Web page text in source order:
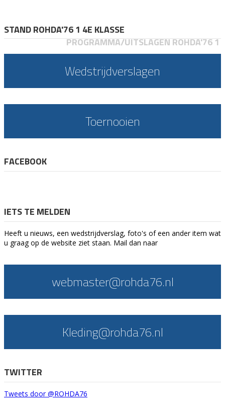
STAND ROHDA'76 1 4E KLASSE
PROGRAMMA/UITSLAGEN ROHDA'76 1
Wedstrijdverslagen
Toernooien
FACEBOOK
IETS TE MELDEN
Heeft u nieuws, een wedstrijdverslag, foto's of een ander item wat
u graag op de website ziet staan. Mail dan naar
webmaster@rohda76.nl
Kleding@rohda76.nl
TWITTER
Tweets door @ROHDA76